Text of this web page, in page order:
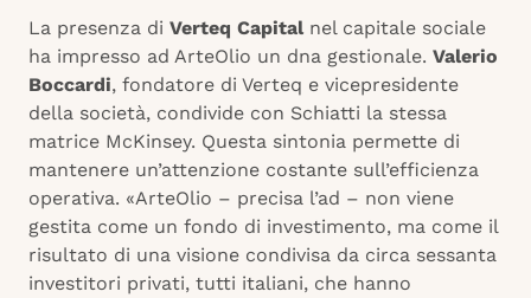
La presenza di Verteq Capitalnel capitale sociale
ha impresso ad ArteOlio un dna gestionale. Valerio
Boccardi, fondatore di Verteq e vicepresidente
della società, condivide con Schiatti la stessa
matrice McKinsey. Questa sintonia permette di
mantenere un’attenzione costante sull’efficienza
operativa. «ArteOlio – precisa l’ad – non viene
gestita come un fondo di investimento, ma come il
risultato di una visione condivisa da circa sessanta
investitori privati, tutti italiani, che hanno